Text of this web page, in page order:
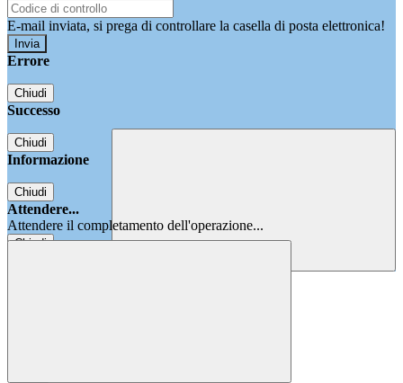
E-mail inviata, si prega di controllare la casella di posta elettronica!
Errore
Chiudi
Successo
Chiudi
Informazione
Chiudi
Attendere...
Attendere il completamento dell'operazione...
Chiudi